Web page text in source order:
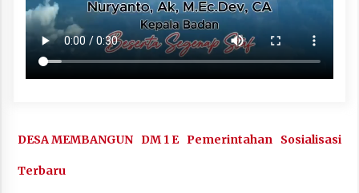
DESA MEMBANGUN DM 1 E Pemerintahan Sosialisasi
Terbaru